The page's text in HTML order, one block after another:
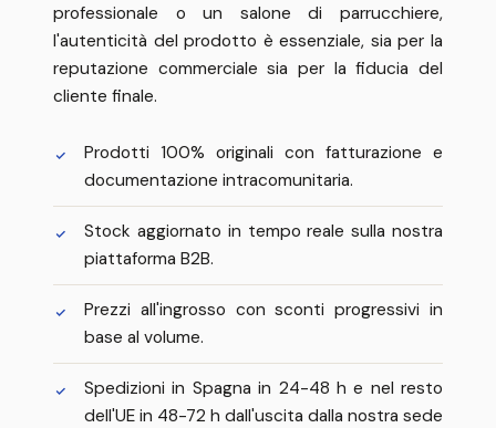
professionale o un salone di parrucchiere,
l'autenticità del prodotto è essenziale, sia per la
reputazione commerciale sia per la fiducia del
cliente finale.
Prodotti 100% originali con fatturazione e
documentazione intracomunitaria.
Stock aggiornato in tempo reale sulla nostra
piattaforma B2B.
Prezzi all'ingrosso con sconti progressivi in
base al volume.
Spedizioni in Spagna in 24-48 h e nel resto
dell'UE in 48-72 h dall'uscita dalla nostra sede